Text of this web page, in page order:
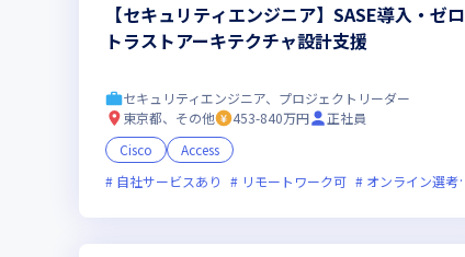
【セキュリティエンジニア】SASE導入・ゼロ
トラストアーキテクチャ設計支援
セキュリティエンジニア、プロジェクトリーダー
東京都、その他
453-840万円
正社員
Cisco
Access
自社サービスあり
リモートワーク可 オンライン選考可